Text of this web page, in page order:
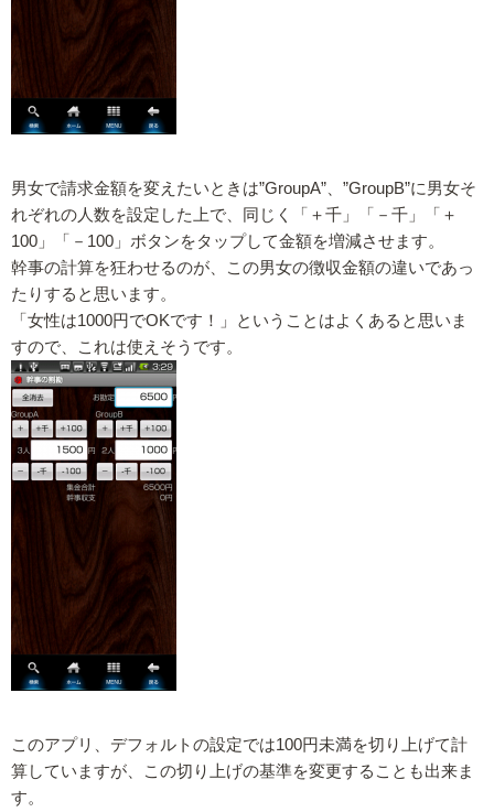
男女で請求金額を変えたいときは”GroupA”、”GroupB”に男女そ
れぞれの人数を設定した上で、同じく「＋千」「－千」「＋
100」「－100」ボタンをタップして金額を増減させます。
幹事の計算を狂わせるのが、この男女の徴収金額の違いであっ
たりすると思います。
「女性は1000円でOKです！」ということはよくあると思いま
すので、これは使えそうです。
このアプリ、デフォルトの設定では100円未満を切り上げて計
算していますが、この切り上げの基準を変更することも出来ま
す。